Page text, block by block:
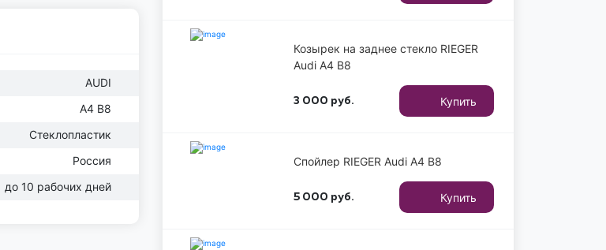
AUDI
А4 B8
Стеклопластик
Россия
до 10 рабочих дней
Козырек на заднее стекло RIEGER
Audi A4 B8
3 000 руб. Купить
Спойлер RIEGER Audi A4 B8
5 000 руб. Купить